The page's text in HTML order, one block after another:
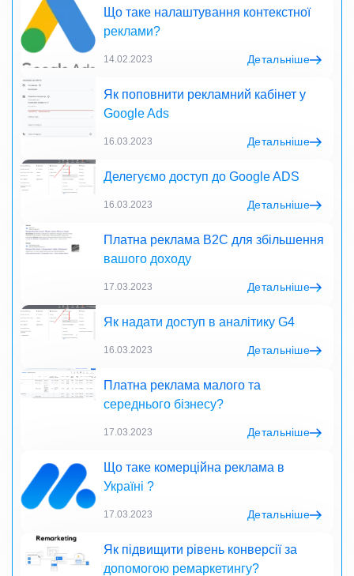
Що таке налаштування контекстної
реклами?
14.02.2023 Детальніше
Як поповнити рекламний кабінет у
Google Ads
16.03.2023 Детальніше
Делегуємо доступ до Google ADS
16.03.2023 Детальніше
Платна реклама B2C для збільшення
вашого доходу
17.03.2023 Детальніше
Як надати доступ в аналітику G4
16.03.2023 Детальніше
Платна реклама малого та
середнього бізнесу?
17.03.2023 Детальніше
Що таке комерційна реклама в
Україні ?
17.03.2023 Детальніше
Як підвищити рівень конверсії за
допомогою ремаркетингу?